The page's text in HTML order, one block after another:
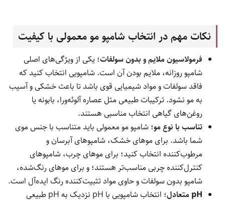
نکات مهم در انتخاب شامپو مو معمولی با کیفیت
فرمولاسیون ملایم و بدون سولفات؛ یکی از ویژگی‌های اصلی
شامپو روزانه، ملایم بودن آن است. شامپویی انتخاب کنید که
فاقد سولفات و مواد شیمیایی قوی باشد تا باعث خشکی و آسیب
به مو نشود. ترکیبات طبیعی مثل عصاره آلوئه‌ورا، بابونه یا
روغن‌های گیاهی انتخاب مناسبی هستند.
تناسب با نوع مو؛ شامپو مو معمولی باید متناسب با جنس موی
شما باشد. برای موهای خشک، شامپوهای آبرسان و
مرطوب‌کننده انتخاب کنید؛ برای موهای چرب، شامپوهای
کنترل‌کننده چربی مناسب‌تر هستند؛ و برای موهای رنگ‌شده،
شامپو بدون سولفات و حاوی مواد تثبیت‌کننده رنگ ایده‌آل است.
pH متعادل
؛ انتخاب شامپویی با pH نزدیک به pH طبیعی